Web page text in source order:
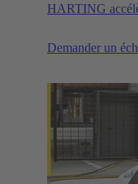
HARTING
Demander un